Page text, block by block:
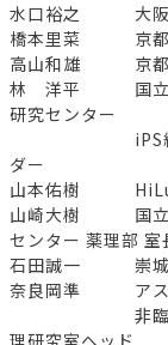
水口裕之 大阪大
橋本里菜 京都大
高山和雄 京都大
林 洋平 国立研
研究センター
iPS細胞高次
ダー
山本佑樹
山崎大樹 国立医
センター 薬理部 室
石田誠一 崇城大
奈良岡準 アス
非臨床バイオ